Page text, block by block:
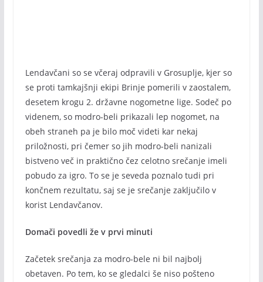
Lendavčani so se včeraj odpravili v Grosuplje, kjer so
se proti tamkajšnji ekipi Brinje pomerili v zaostalem,
desetem krogu 2. državne nogometne lige. Sodeč po
videnem, so modro-beli prikazali lep nogomet, na
obeh straneh pa je bilo moč videti kar nekaj
priložnosti, pri čemer so jih modro-beli nanizali
bistveno več in praktično čez celotno srečanje imeli
pobudo za igro. To se je seveda poznalo tudi pri
končnem rezultatu, saj se je srečanje zaključilo v
korist Lendavčanov.
Domači povedli že v prvi minuti
Začetek srečanja za modro-bele ni bil najbolj
obetaven. Po tem, ko se gledalci še niso pošteno